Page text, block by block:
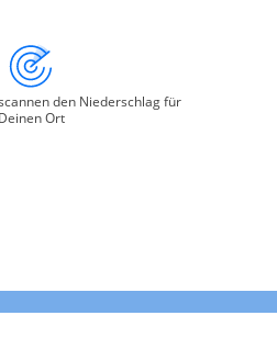
den Niederschlag für
Deinen Ort